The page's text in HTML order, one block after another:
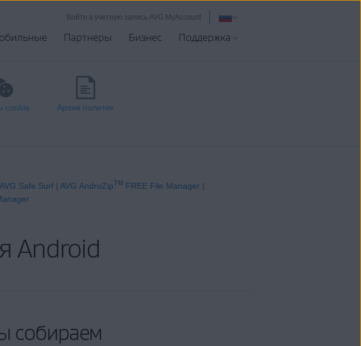
Войти в учетную запись AVG MyAccount
Партнеры Бизнес Поддержка
cookie Архив политик
AVG Safe Surf | AVG AndroZipTM FREE File Manager |
Android
собираем